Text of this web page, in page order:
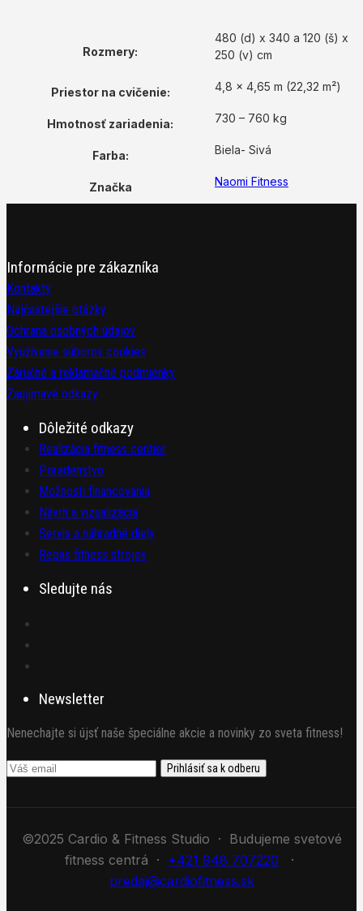
Rozmery:
480 (d) x 340 a 120 (š) x
250 (v) cm
Priestor na cvičenie: 4,8 x 4,65 m (22,32 m²)
Hmotnosť zariadenia: 730 – 760 kg
Farba: Biela- Sivá
Značka Naomi Fitness
Informácie pre zákazníka
Kontakty
Najčastejšie otázky
Ochrana osobných údajov
Využívanie súborov cookies
Záručné a reklamačné podmienky
Zaujímavé odkazy
Dôležité odkazy
Realizácia fitness centier
Poradenstvo
Možnosti financovania
Návrh a vizualizácia
Servis a náhradné diely
Repas fitness strojov
Sledujte nás
Newsletter
Nenechajte si újsť naše špeciálne akcie a novinky zo sveta fitness!
©2025 Cardio & Fitness Studio · Budujeme svetové
fitness centrá · +421 948 707220 ·
predaj@cardiofitness.sk